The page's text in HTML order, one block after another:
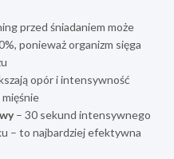
przed śniadaniem może
ponieważ organizm sięga
opór i intensywność
– 30 sekund intensywnego
– to najbardziej efektywna